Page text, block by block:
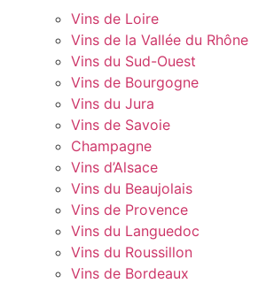
Vins de Loire
Vins de la Vallée du Rhône
Vins du Sud-Ouest
Vins de Bourgogne
Vins du Jura
Vins de Savoie
Champagne
Vins d’Alsace
Vins du Beaujolais
Vins de Provence
Vins du Languedoc
Vins du Roussillon
Vins de Bordeaux